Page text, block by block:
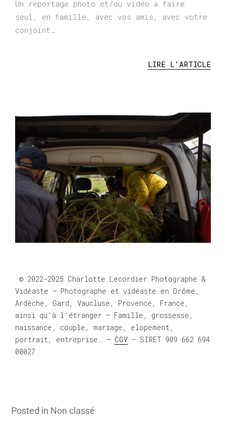
Un reportage photo et/ou vidéo à faire
seul, en famille, avec vos amis, avec votre
conjoint…
LIRE L’ARTICLE
© 2022-2025 Charlotte Lecordier Photographe &
Vidéaste – Photographe et vidéaste en Drôme,
Ardèche, Gard, Vaucluse, Provence, France,
ainsi qu’à l’étranger – Famille, grossesse,
naissance, couple, mariage, elopement,
portrait, entreprise… – CGV – SIRET 909 662 694
00027
Posted in Non classé